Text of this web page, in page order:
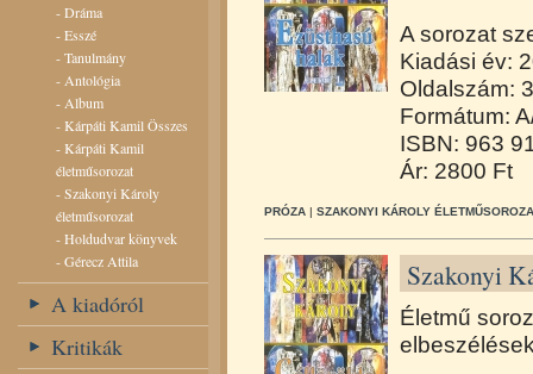
-Dráma
-Esszé
-Tanulmány
- Antológia
- Album
-Kárpáti Kamil Összes
-Kárpáti Kamil
életműsorozat
-Szakonyi Károly
életműsorozat
-Holdudvar könyvek
-Gérecz Attila
A kiadóról
Kritikák
A sorozat
Kiadási év:
Oldalszám:
Formátum:
ISBN: 963
Ár: 2800 Ft
PRÓZA | SZAKONYI KÁROLY
Szakonyi
Életmű